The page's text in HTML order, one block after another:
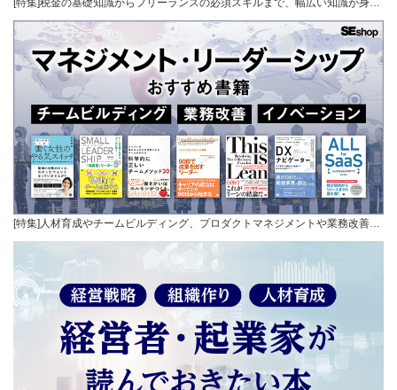
[特集]人材育成やチームビルディング、プロダクトマネジメントや業務改善…